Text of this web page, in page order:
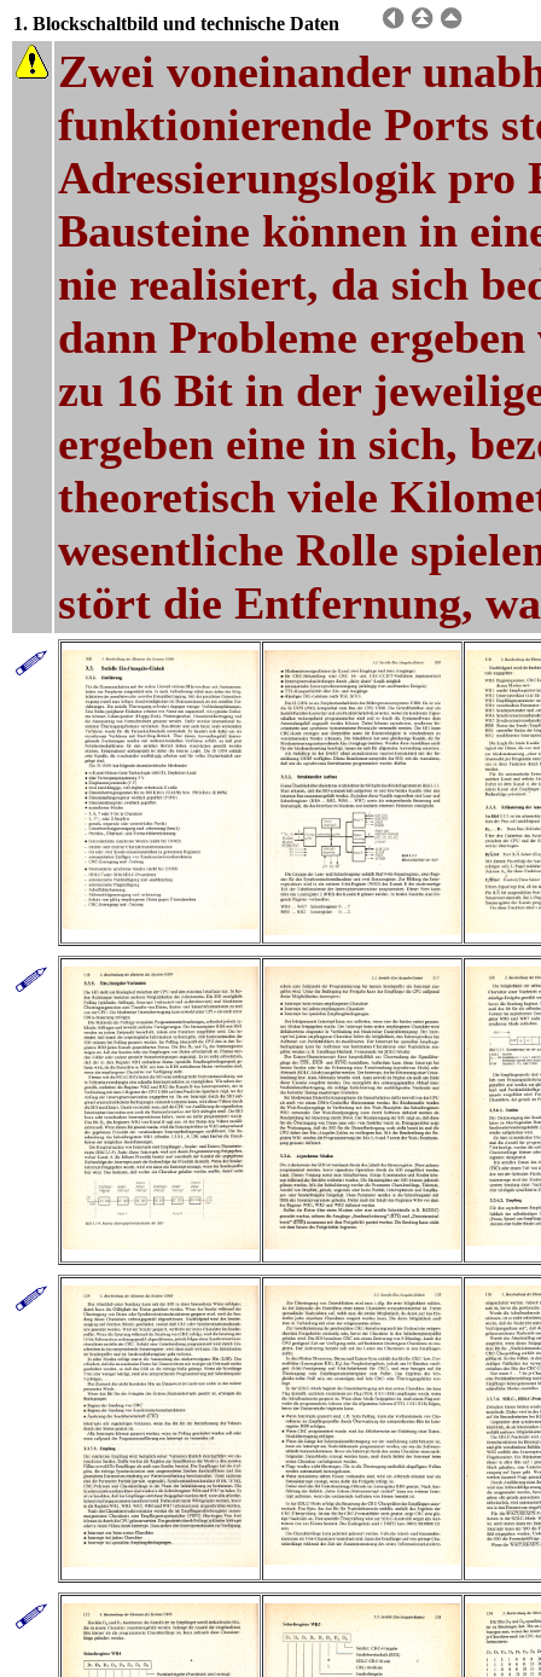
1. Blockschaltbild und technische Daten
Zwei voneinander
funktionierende Ports
Adressierungslogik pro
Bausteine können in
nie realisiert, da sich
dann Probleme
zu 16 Bit in der
ergeben eine in sich,
theoretisch viele
wesentliche Rolle
stört die Entfernung,